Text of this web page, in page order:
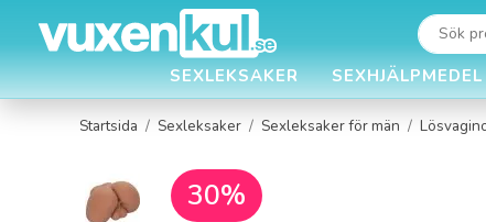
SEXLEKSAKER SEXHJÄLPMEDEL
Startsida / Sexleksaker / Sexleksaker för män /
30%